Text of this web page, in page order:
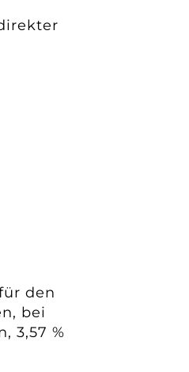
den
bei
3,57 %